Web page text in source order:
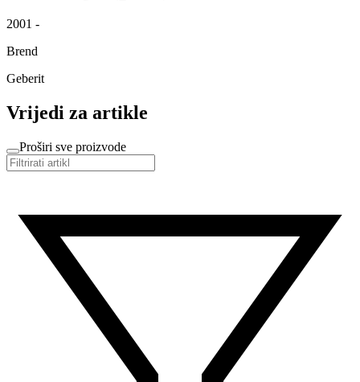
2001 -
Brend
Geberit
Vrijedi za artikle
Proširi sve proizvode